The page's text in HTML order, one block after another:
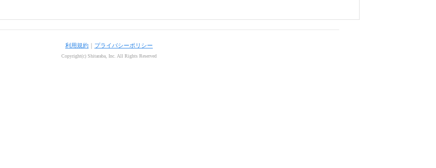
利用規約 プライバシーポリシー
Copyright(c) Shitaraba, Inc. All Rights Reserved